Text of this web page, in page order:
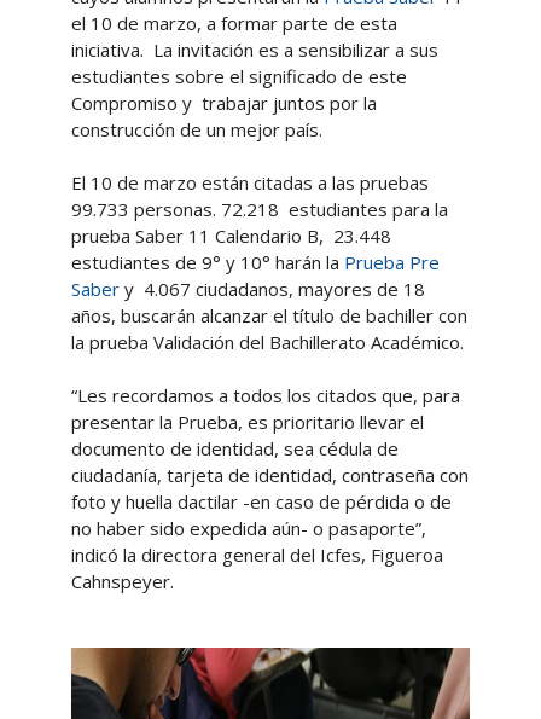
el 10 de marzo, a formar parte de esta
iniciativa. La invitación es a sensibilizar a sus
estudiantes sobre el significado de este
Compromiso y trabajar juntos por la
construcción de un mejor país.
El 10 de marzo están citadas a las pruebas
99.733 personas. 72.218 estudiantes para la
prueba Saber 11 Calendario B, 23.448
estudiantes de 9° y 10° harán la Prueba Pre
Saber y 4.067 ciudadanos, mayores de 18
años, buscarán alcanzar el título de bachiller con
la prueba Validación del Bachillerato Académico.
“Les recordamos a todos los citados que, para
presentar la Prueba, es prioritario llevar el
documento de identidad, sea cédula de
ciudadanía, tarjeta de identidad, contraseña con
foto y huella dactilar -en caso de pérdida o de
no haber sido expedida aún- o pasaporte”,
indicó la directora general del Icfes, Figueroa
Cahnspeyer.